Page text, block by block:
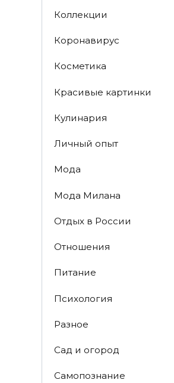
Коллекции
Коронавирус
Косметика
Красивые картинки
Кулинария
Личный опыт
Мода
Мода Милана
Отдых в России
Отношения
Питание
Психология
Разное
Сад и огород
Самопознание